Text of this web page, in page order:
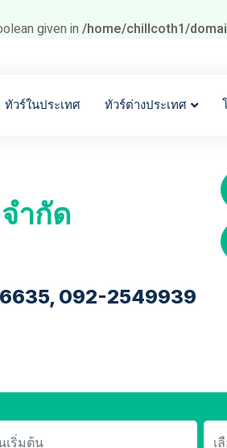
given in /home/chillcoth1/
ทัวร์ในประเทศ ทัวร์ต่างประเทศ
ำกัด
092-2549939